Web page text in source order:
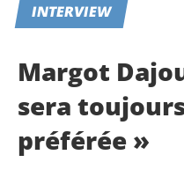
INTERVIEW
Margot
sera
préférée »